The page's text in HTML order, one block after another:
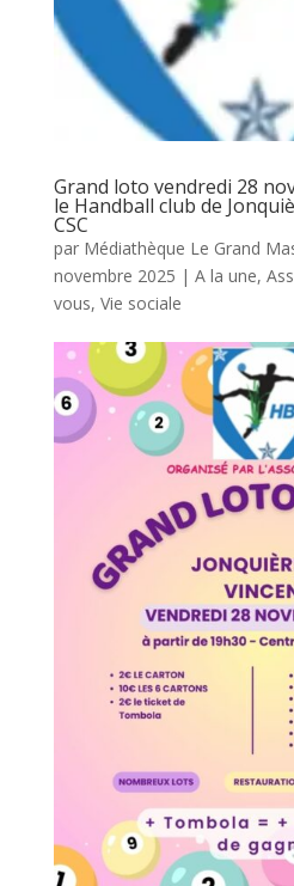
Grand loto vendredi 28
le Handball club de
CSC
par Médiathèque Le Grand
novembre 2025 | A la une,
vous, Vie sociale